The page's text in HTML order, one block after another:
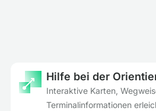
Hilfe bei der
Interaktive Karten,
Terminalinformationen